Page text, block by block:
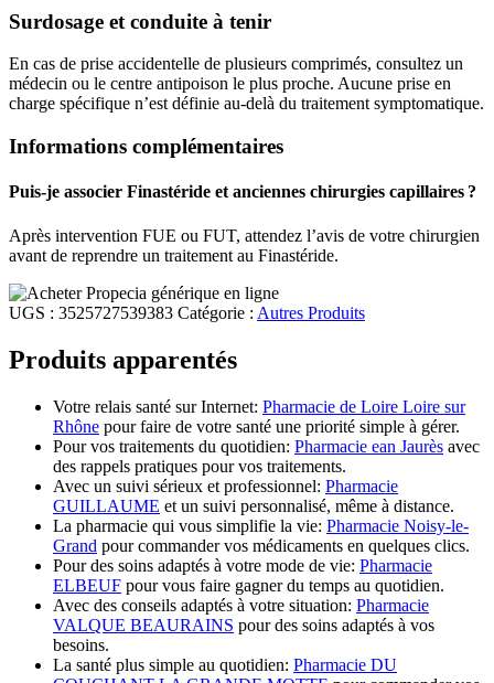
Surdosage et conduite à tenir
En cas de prise accidentelle de plusieurs comprimés, consultez un
médecin ou le centre antipoison le plus proche. Aucune prise en
charge spécifique n’est définie au-delà du traitement symptomatique.
Informations complémentaires
Puis-je associer Finastéride et anciennes chirurgies capillaires ?
Après intervention FUE ou FUT, attendez l’avis de votre chirurgien
avant de reprendre un traitement au Finastéride.
UGS : 3525727539383 Catégorie : Autres Produits
Produits apparentés
Votre relais santé sur Internet: Pharmacie de Loire Loire sur
Rhône pour faire de votre santé une priorité simple à gérer.
Pour vos traitements du quotidien: Pharmacie ean Jaurès avec
des rappels pratiques pour vos traitements.
Avec un suivi sérieux et professionnel: Pharmacie
GUILLAUME et un suivi personnalisé, même à distance.
La pharmacie qui vous simplifie la vie: Pharmacie Noisy-le-
Grand pour commander vos médicaments en quelques clics.
Pour des soins adaptés à votre mode de vie: Pharmacie
ELBEUF pour vous faire gagner du temps au quotidien.
Avec des conseils adaptés à votre situation: Pharmacie
VALQUE BEAURAINS pour des soins adaptés à vos
besoins.
La santé plus simple au quotidien: Pharmacie DU